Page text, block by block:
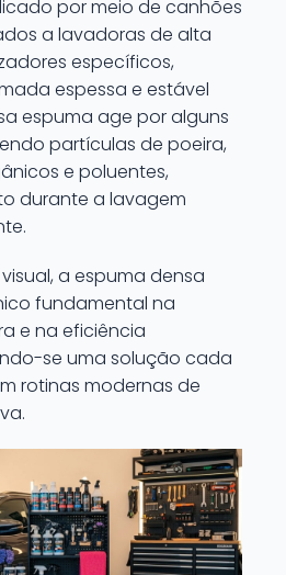
por meio de canhões
a lavadoras de alta
específicos,
espessa e estável
espuma age por alguns
partículas de poeira,
e poluentes,
durante a lavagem
a espuma densa
fundamental na
e na eficiência
se uma solução cada
rotinas modernas de